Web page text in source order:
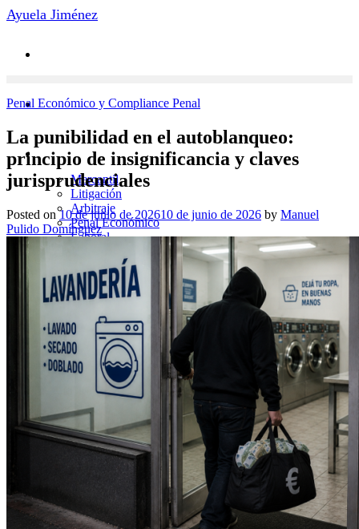
Saltar
Ayuela Jiménez
Áreas de Práctica
Mercantil
Litigación
Arbitraje
Penal Económico
Laboral
Contacto
Equipo
ES
Penal Económico y Compliance Penal
La punibilidad en el autoblanqueo:
principio de insignificancia y claves
jurisprudenciales
Posted on10 de junio de 202610 de junio de 2026 by Manuel
Pulido Domínguez